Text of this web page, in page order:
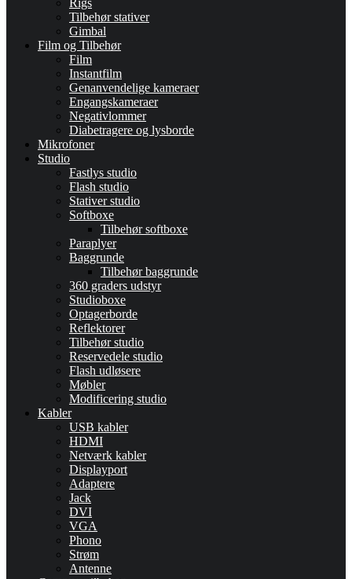
Tilbehør stativer
Gimbal
Film og Tilbehør
Film
Instantfilm
Genanvendelige kameraer
Engangskameraer
Negativlommer
Diabetragere og lysborde
Mikrofoner
Studio
Fastlys studio
Flash studio
Stativer studio
Softboxe
Tilbehør softboxe
Paraplyer
Baggrunde
Tilbehør baggrunde
360 graders udstyr
Studioboxe
Optagerborde
Reflektorer
Tilbehør studio
Reservedele studio
Flash udløsere
Møbler
Modificering studio
Kabler
USB kabler
HDMI
Netværk kabler
Displayport
Adaptere
Jack
DVI
VGA
Phono
Strøm
Antenne